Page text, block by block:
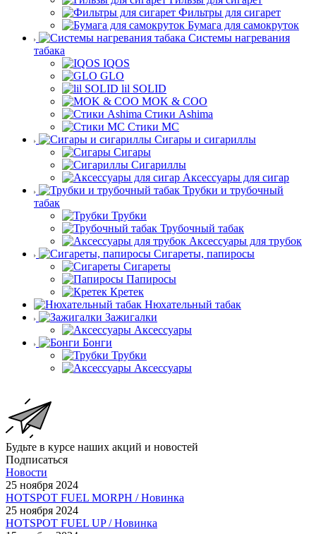
Фильтры для сигарет
Бумага для самокруток
Системы нагревания
табака
IQOS
GLO
lil SOLID
MOK & COO
Стики Ashima
Стики MC
Сигары и сигариллы
Сигары
Сигариллы
Аксессуары для сигар
Трубки и трубочный
табак
Трубки
Трубочный табак
Аксессуары для трубок
Сигареты, папиросы
Сигареты
Папиросы
Кретек
Нюхательный табак
Зажигалки
Аксессуары
Бонги
Трубки
Аксессуары
Будьте в курсе наших акций и новостей
Подписаться
Новости
25 ноября 2024
HOTSPOT FUEL MORPH / Новинка
25 ноября 2024
HOTSPOT FUEL UP / Новинка